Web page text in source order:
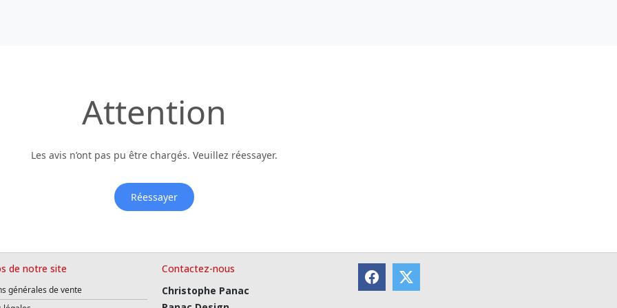
Attention
Les avis n’ont pas pu être chargés. Veuillez réessayer.
Réessayer
de notre site
générales de vente
Contactez-nous
Christophe Panac